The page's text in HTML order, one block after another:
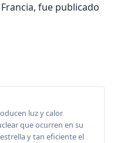
fue publicado
luz y calor
que ocurren en su
y tan eficiente el